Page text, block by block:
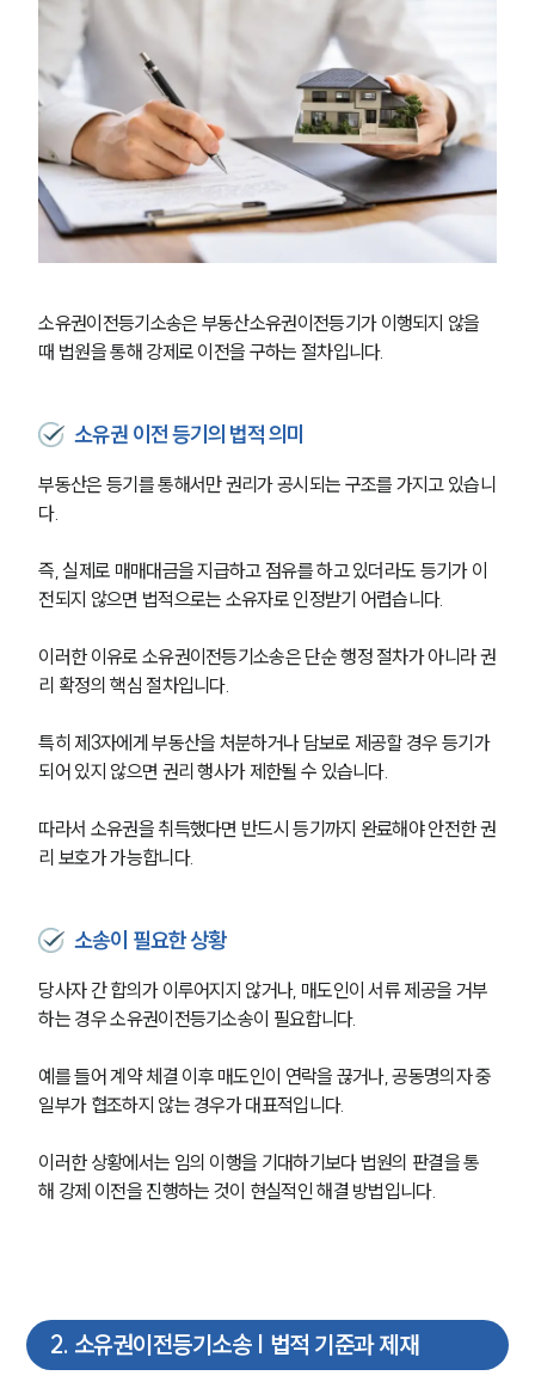
소유권이전등기소송은 부동산소유권이전등기가 이행되지 않을
때 법원을 통해 강제로 이전을 구하는 절차입니다.
소유권 이전 등기의 법적 의미
부동산은 등기를 통해서만 권리가 공시되는 구조를 가지고 있습니
다.
즉, 실제로 매매대금을 지급하고 점유를 하고 있더라도 등기가 이
전되지 않으면 법적으로는 소유자로 인정받기 어렵습니다.
이러한 이유로 소유권이전등기소송은 단순 행정 절차가 아니라 권
리 확정의 핵심 절차입니다.
특히 제3자에게 부동산을 처분하거나 담보로 제공할 경우 등기가
되어 있지 않으면 권리 행사가 제한될 수 있습니다.
따라서 소유권을 취득했다면 반드시 등기까지 완료해야 안전한 권
리 보호가 가능합니다.
소송이 필요한 상황
당사자 간 합의가 이루어지지 않거나, 매도인이 서류 제공을 거부
하는 경우 소유권이전등기소송이 필요합니다.
예를 들어 계약 체결 이후 매도인이 연락을 끊거나, 공동명의자 중
일부가 협조하지 않는 경우가 대표적입니다.
이러한 상황에서는 임의 이행을 기대하기보다 법원의 판결을 통
해 강제 이전을 진행하는 것이 현실적인 해결 방법입니다.
2. 소유권이전등기소송 | 법적 기준과 제재